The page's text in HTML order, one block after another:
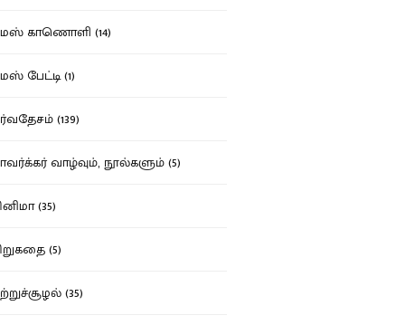
காணொளி (14)
பேட்டி (1)
(139)
வாழ்வும், நூல்களும் (5)
(35)
(5)
(35)